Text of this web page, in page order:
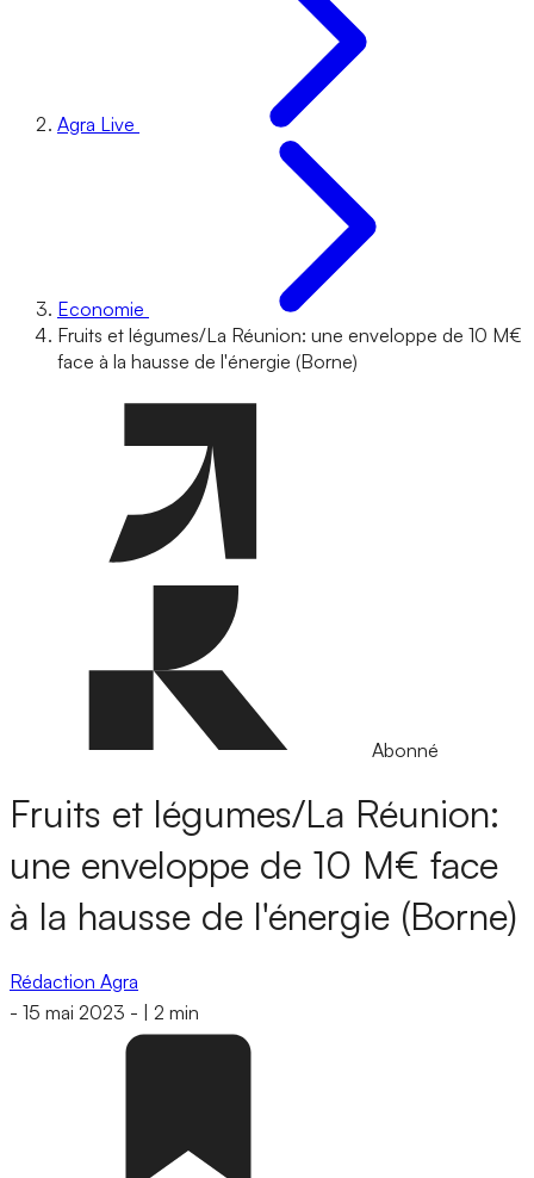
Agra Live
Economie
Fruits et légumes/La Réunion: une enveloppe de 10 M€
face à la hausse de l'énergie (Borne)
Abonné
Fruits et légumes/La Réunion:
une enveloppe de 10 M€ face
à la hausse de l'énergie (Borne)
Rédaction Agra
- 15 mai 2023 - 2 min